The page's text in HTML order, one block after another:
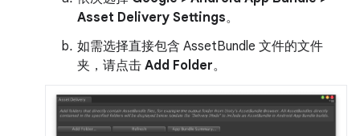
Asset Delivery Settings。
如需选择直接包含 AssetBundle 文件的文件
夹，请点击 Add Folder。